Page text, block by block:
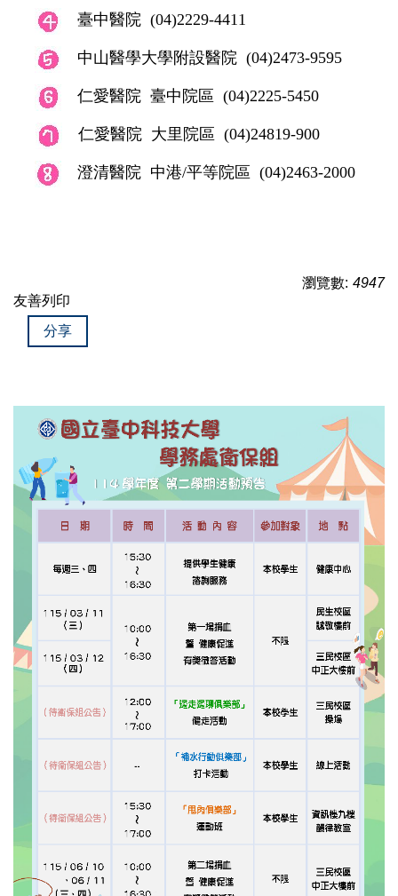
性教育(含愛滋病防治)專區
表格下載
傳染病防治專區
FB 活動公告粉專
臺中醫院 (04)2229-4411
中山醫學大學附設醫院 (04)2473-9595
仁愛醫院 臺中院區 (04)2225-5450
仁愛醫院 大里院區 (04)24819-900
澄清醫院 中港/平等院區 (04)2463-2000
瀏覽數: 4947
友善列印
分享